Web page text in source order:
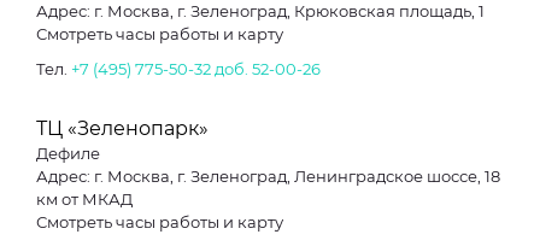
Адрес: г. Москва, г. Зеленоград, Крюковская площадь, 1
Смотреть часы работы и карту
Тел. +7 (495) 775-50-32 доб. 52-00-26
ТЦ «Зеленопарк»
Дефиле
Адрес: г. Москва, г. Зеленоград, Ленинградское шоссе, 18
км от МКАД
Смотреть часы работы и карту